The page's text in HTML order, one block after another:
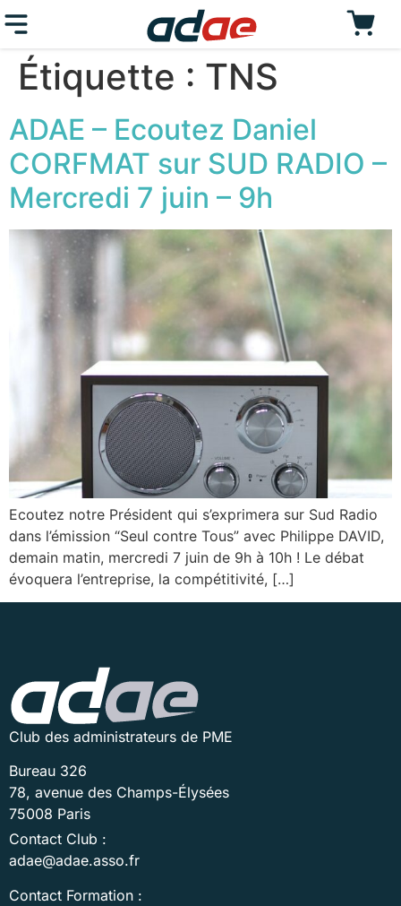
Étiquette : TNS
ADAE – Ecoutez Daniel
CORFMAT sur SUD RADIO –
Mercredi 7 juin – 9h
Ecoutez notre Président qui s’exprimera sur Sud Radio
dans l’émission “Seul contre Tous” avec Philippe DAVID,
demain matin, mercredi 7 juin de 9h à 10h ! Le débat
évoquera l’entreprise, la compétitivité, […]
Club des administrateurs de PME
Bureau 326
78, avenue des Champs-Élysées
75008 Paris
Contact Club :
adae@adae.asso.fr
Contact Formation :